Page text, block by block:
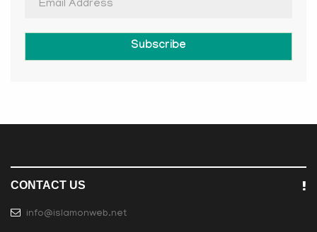
Subscribe
CONTACT US
info@islamonweb.net